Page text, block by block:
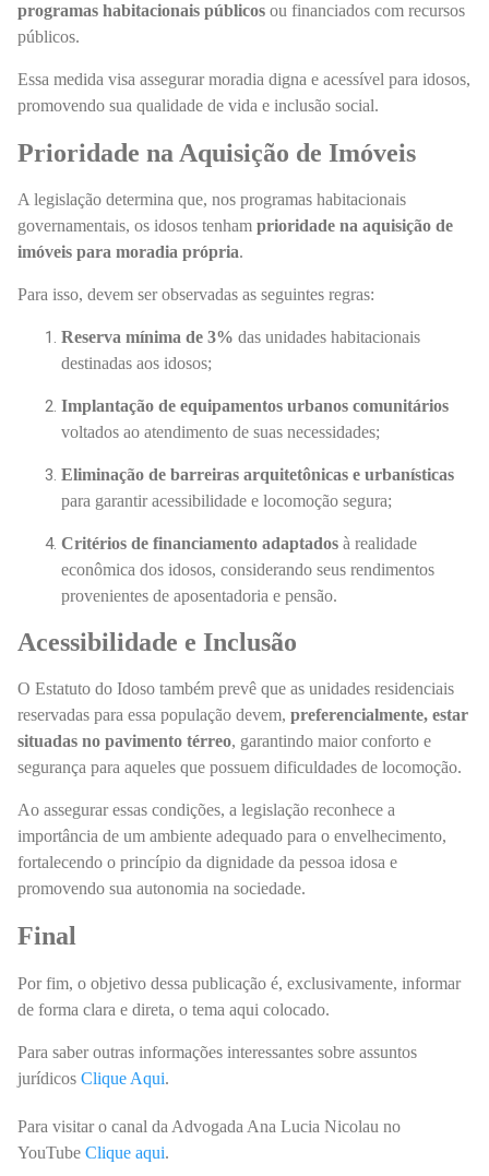
programas habitacionais públicos ou financiados com recursos
públicos.
Essa medida visa assegurar moradia digna e acessível para idosos,
promovendo sua qualidade de vida e inclusão social.
Prioridade na Aquisição de Imóveis
A legislação determina que, nos programas habitacionais
governamentais, os idosos tenham prioridade na aquisição de
imóveis para moradia própria.
Para isso, devem ser observadas as seguintes regras:
Reserva mínima de 3% das unidades habitacionais
destinadas aos idosos;
Implantação de equipamentos urbanos comunitários
voltados ao atendimento de suas necessidades;
Eliminação de barreiras arquitetônicas e urbanísticas
para garantir acessibilidade e locomoção segura;
Critérios de financiamento adaptados à realidade
econômica dos idosos, considerando seus rendimentos
provenientes de aposentadoria e pensão.
Acessibilidade e Inclusão
O Estatuto do Idoso também prevê que as unidades residenciais
reservadas para essa população devem, preferencialmente, estar
situadas no pavimento térreo, garantindo maior conforto e
segurança para aqueles que possuem dificuldades de locomoção.
Ao assegurar essas condições, a legislação reconhece a
importância de um ambiente adequado para o envelhecimento,
fortalecendo o princípio da dignidade da pessoa idosa e
promovendo sua autonomia na sociedade.
Final
Por fim, o objetivo dessa publicação é, exclusivamente, informar
de forma clara e direta, o tema aqui colocado.
Para saber outras informações interessantes sobre assuntos
jurídicos Clique Aqui.
Para visitar o canal da Advogada Ana Lucia Nicolau no
YouTube Clique aqui.